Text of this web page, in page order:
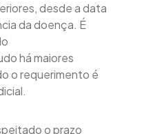
desde a data
da doença. É
há maiores
o requerimento é
o prazo